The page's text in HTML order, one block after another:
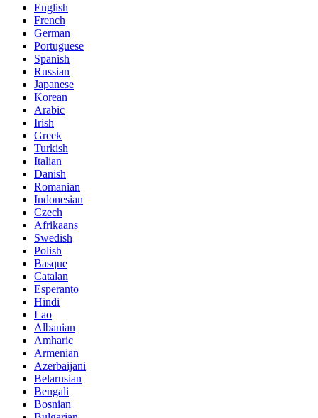
English
French
German
Portuguese
Spanish
Russian
Japanese
Korean
Arabic
Irish
Greek
Turkish
Italian
Danish
Romanian
Indonesian
Czech
Afrikaans
Swedish
Polish
Basque
Catalan
Esperanto
Hindi
Lao
Albanian
Amharic
Armenian
Azerbaijani
Belarusian
Bengali
Bosnian